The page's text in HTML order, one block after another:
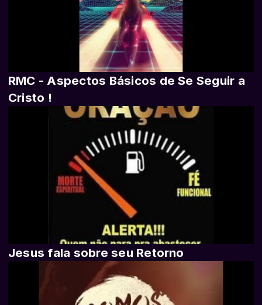
RMC - Aspectos Básicos de Se Seguir a
Cristo !
Jesus fala sobre seu Retorno